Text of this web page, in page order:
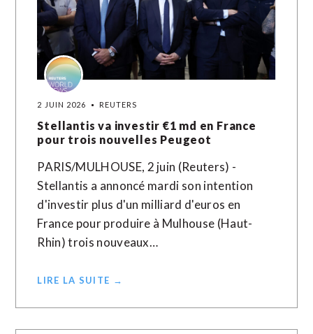
2 JUIN 2026 REUTERS
Stellantis va investir €1 md en France
pour trois nouvelles Peugeot
PARIS/MULHOUSE, 2 juin (Reuters) -
Stellantis a annoncé mardi son intention
d'investir plus d'un milliard d'euros en
France pour produire à Mulhouse (Haut-
Rhin) trois nouveaux…
LIRE LA SUITE →